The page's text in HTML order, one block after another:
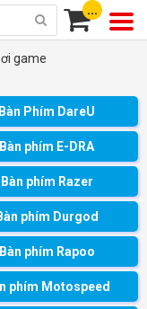
...
game
Bàn Phím DareU
Bàn phím E-DRA
Bàn phím Razer
phím Durgod
Bàn phím Rapoo
phím Motospeed